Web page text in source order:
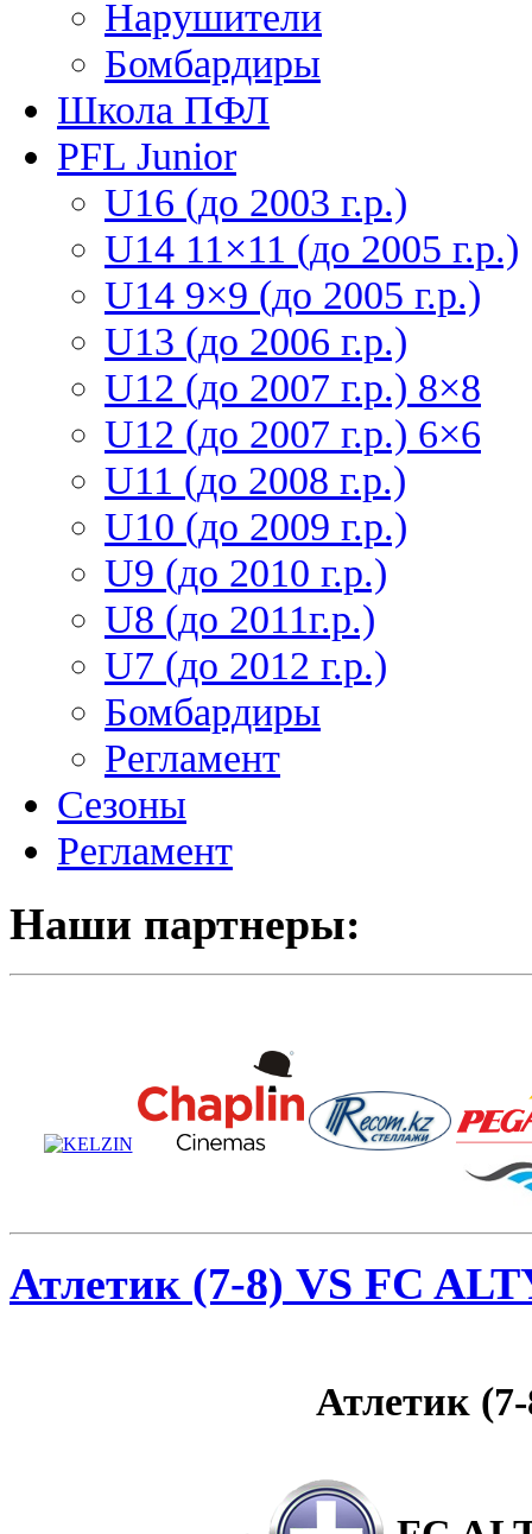
Нарушители
Бомбардиры
Школа ПФЛ
PFL Junior
U16 (до 2003 г.р.)
U14 11×11 (до 2005 г.р.)
U14 9×9 (до 2005 г.р.)
U13 (до 2006 г.р.)
U12 (до 2007 г.р.) 8×8
U12 (до 2007 г.р.) 6×6
U11 (до 2008 г.р.)
U10 (до 2009 г.р.)
U9 (до 2010 г.р.)
U8 (до 2011г.р.)
U7 (до 2012 г.р.)
Бомбардиры
Регламент
Сезоны
Регламент
Наши партнеры:
Атлетик (7-8) VS FC
Атлетик